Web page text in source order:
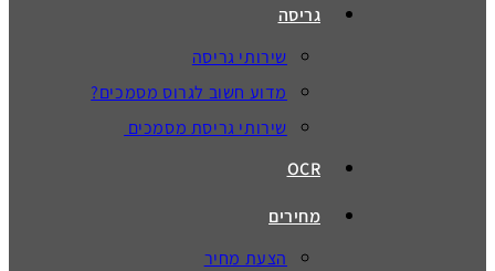
גריסה
שירותי גריסה
מדוע חשוב לגרוס מסמכים?
שירותי גריסת מסמכים
OCR
מחירים
הצעת מחיר